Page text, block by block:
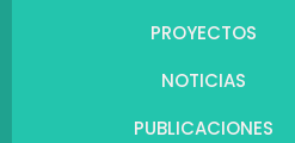
PROYECTOS
NOTICIAS
PUBLICACIONES